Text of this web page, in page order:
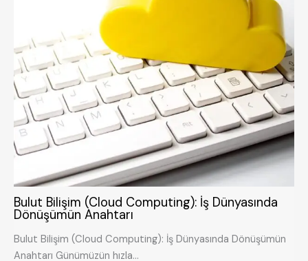
Bulut Bilişim (Cloud Computing): İş Dünyasında
Dönüşümün Anahtarı
Bulut Bilişim (Cloud Computing): İş Dünyasında Dönüşümün
Anahtarı Günümüzün hızla…